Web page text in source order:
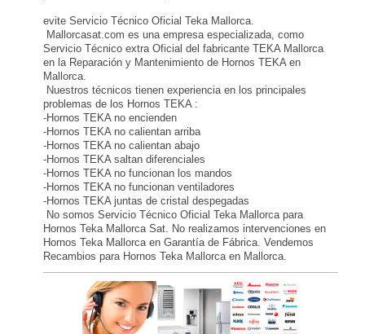
evite Servicio Técnico Oficial Teka Mallorca.
Mallorcasat.com es una empresa especializada, como
Servicio Técnico extra Oficial del fabricante TEKA Mallorca
en la Reparación y Mantenimiento de Hornos TEKA en
Mallorca.
Nuestros técnicos tienen experiencia en los principales
problemas de los Hornos TEKA :
-Hornos TEKA no encienden
-Hornos TEKA no calientan arriba
-Hornos TEKA no calientan abajo
-Hornos TEKA saltan diferenciales
-Hornos TEKA no funcionan los mandos
-Hornos TEKA no funcionan ventiladores
-Hornos TEKA juntas de cristal despegadas
No somos Servicio Técnico Oficial Teka Mallorca para
Hornos Teka Mallorca Sat. No realizamos intervenciones en
Hornos Teka Mallorca en Garantía de Fábrica. Vendemos
Recambios para Hornos Teka Mallorca en Mallorca.